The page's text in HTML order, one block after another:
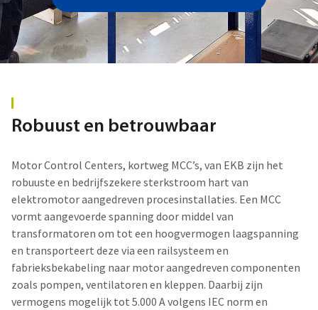
Robuust en betrouwbaar
Motor Control Centers, kortweg MCC’s, van EKB zijn het
robuuste en bedrijfszekere sterkstroom hart van
elektromotor aangedreven procesinstallaties. Een MCC
vormt aangevoerde spanning door middel van
transformatoren om tot een hoogvermogen laagspanning
en transporteert deze via een railsysteem en
fabrieksbekabeling naar motor aangedreven componenten
zoals pompen, ventilatoren en kleppen. Daarbij zijn
vermogens mogelijk tot 5.000 A volgens IEC norm en